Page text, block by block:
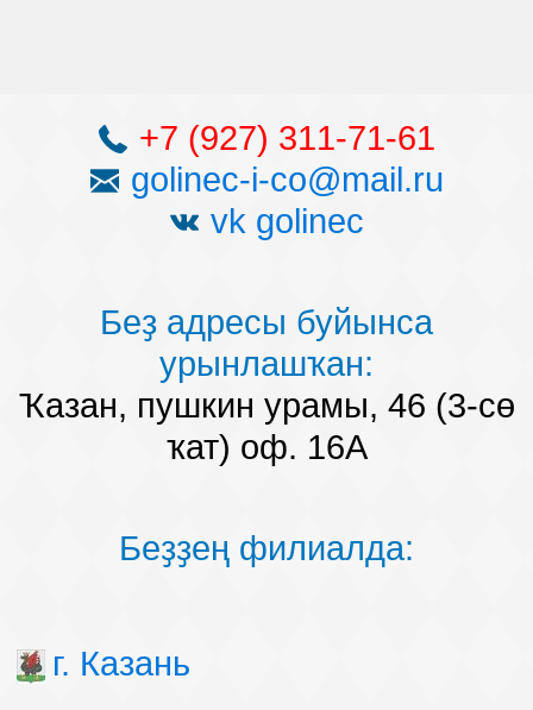
+7 (927) 311-71-61
golinec-i-co@mail.ru
vk golinec
Беҙ адресы буйынса
урынлашҡан:
Ҡазан, пушкин урамы, 46 (3-сө
ҡат) оф. 16А
Беҙҙең филиалда:
г. Казань